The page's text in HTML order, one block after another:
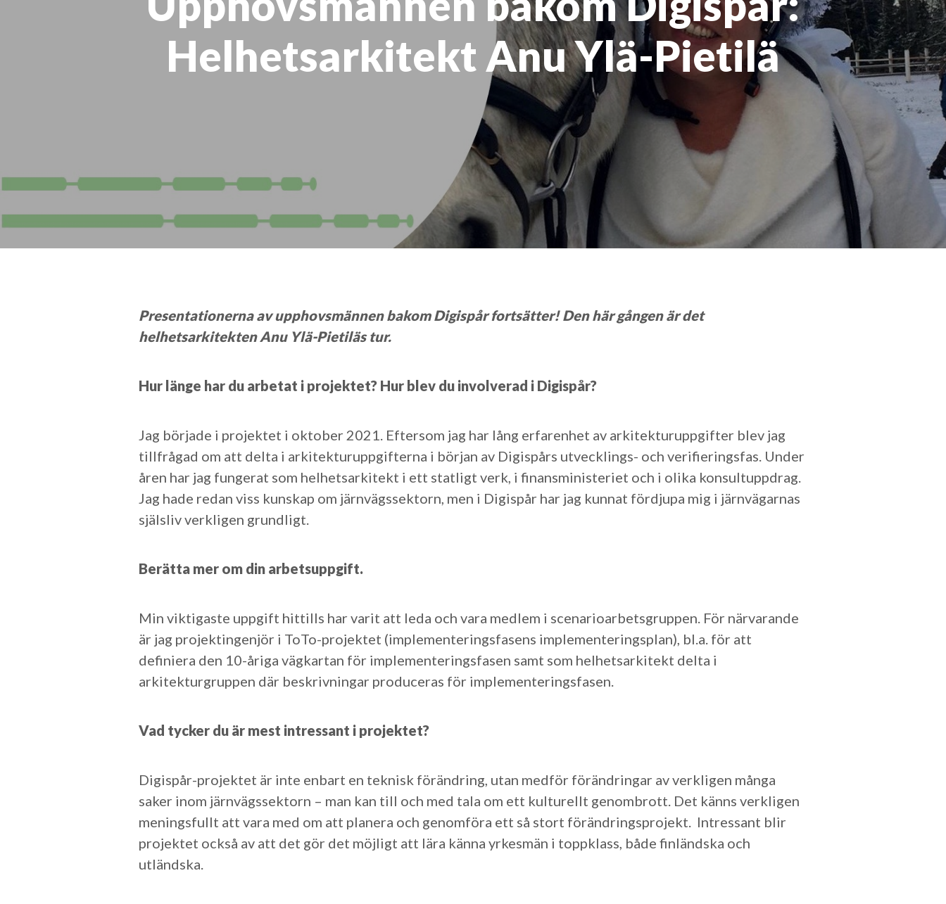
Helhetsarkitekt Anu Ylä-Pietilä
Presentationerna av upphovsmännen bakom Digispår fortsätter! Den här gången är det
helhetsarkitekten Anu Ylä-Pietiläs tur.
Hur länge har du arbetat i projektet? Hur blev du involverad i Digispår?
Jag började i projektet i oktober 2021. Eftersom jag har lång erfarenhet av arkitekturuppgifter blev jag
tillfrågad om att delta i arkitekturuppgifterna i början av Digispårs utvecklings- och verifieringsfas. Under
åren har jag fungerat som helhetsarkitekt i ett statligt verk, i finansministeriet och i olika konsultuppdrag.
Jag hade redan viss kunskap om järnvägssektorn, men i Digispår har jag kunnat fördjupa mig i järnvägarnas
själsliv verkligen grundligt.
Berätta mer om din arbetsuppgift.
Min viktigaste uppgift hittills har varit att leda och vara medlem i scenarioarbetsgruppen. För närvarande
är jag projektingenjör i ToTo-projektet (implementeringsfasens implementeringsplan), bl.a. för att
definiera den 10-åriga vägkartan för implementeringsfasen samt som helhetsarkitekt delta i
arkitekturgruppen där beskrivningar produceras för implementeringsfasen.
Vad tycker du är mest intressant i projektet?
Digispår-projektet är inte enbart en teknisk förändring, utan medför förändringar av verkligen många
saker inom järnvägssektorn – man kan till och med tala om ett kulturellt genombrott. Det känns verkligen
meningsfullt att vara med om att planera och genomföra ett så stort förändringsprojekt. Intressant blir
projektet också av att det gör det möjligt att lära känna yrkesmän i toppklass, både finländska och
utländska.